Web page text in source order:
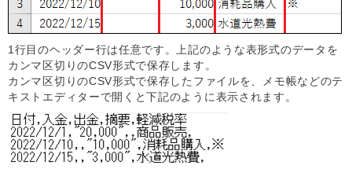
1行目のヘッダー行は任意です。上記のような表形式のデータを
カンマ区切りのCSV形式で保存します。
カンマ区切りのCSV形式で保存したファイルを、メモ帳などのテ
キストエディターで開くと下記のように表示されます。